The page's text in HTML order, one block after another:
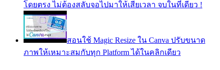
โดยตรง ไม่ต้องสลับจอไปมาให้เสียเวลา จบในที่เดียว !
สอนใช้ Magic Resize ใน Canva ปรับขนาด
ภาพให้เหมาะสมกับทุก Platform ได้ในคลิกเดียว